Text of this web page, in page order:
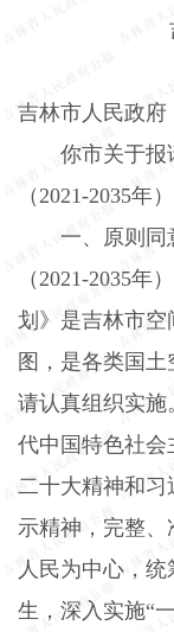
吉林市人民政府
你市关于报
（ 2021-2035年
一、原则同
（ 2021-2035年
划》是吉林市
图，是各类国土
请认真组织实
代中国特色社会
二十大精神和
示精神，完整
人民为中心，
生，深入实施“